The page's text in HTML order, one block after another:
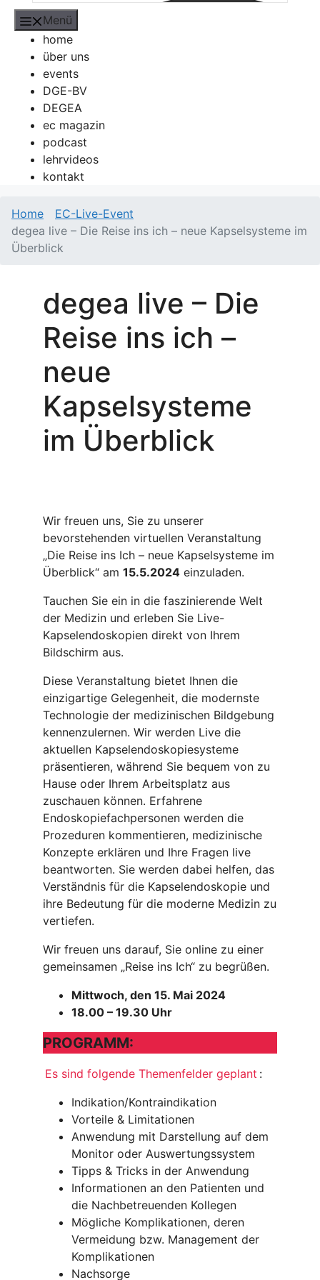
Menü
home
über uns
events
DGE-BV
DEGEA
ec magazin
podcast
lehrvideos
kontakt
Home
EC-Live-Event
degea live – Die Reise ins ich – neue Kapselsysteme im
Überblick
degea live – Die
Reise ins ich –
neue
Kapselsysteme
im Überblick
Wir freuen uns, Sie zu unserer
bevorstehenden virtuellen Veranstaltung
„Die Reise ins Ich – neue Kapselsysteme im
Überblick“ am 15.5.2024 einzuladen.
Tauchen Sie ein in die faszinierende Welt
der Medizin und erleben Sie Live-
Kapselendoskopien direkt von Ihrem
Bildschirm aus.
Diese Veranstaltung bietet Ihnen die
einzigartige Gelegenheit, die modernste
Technologie der medizinischen Bildgebung
kennenzulernen. Wir werden Live die
aktuellen Kapselendoskopiesysteme
präsentieren, während Sie bequem von zu
Hause oder Ihrem Arbeitsplatz aus
zuschauen können. Erfahrene
Endoskopiefachpersonen werden die
Prozeduren kommentieren, medizinische
Konzepte erklären und Ihre Fragen live
beantworten. Sie werden dabei helfen, das
Verständnis für die Kapselendoskopie und
ihre Bedeutung für die moderne Medizin zu
vertiefen.
Wir freuen uns darauf, Sie online zu einer
gemeinsamen „Reise ins Ich“ zu begrüßen.
Mittwoch, den 15. Mai 2024
18.00 – 19.30 Uhr
PROGRAMM:
Es sind folgende Themenfelder geplant :
Indikation/Kontraindikation
Vorteile & Limitationen
Anwendung mit Darstellung auf dem
Monitor oder Auswertungssystem
Tipps & Tricks in der Anwendung
Informationen an den Patienten und
die Nachbetreuenden Kollegen
Mögliche Komplikationen, deren
Vermeidung bzw. Management der
Komplikationen
Nachsorge